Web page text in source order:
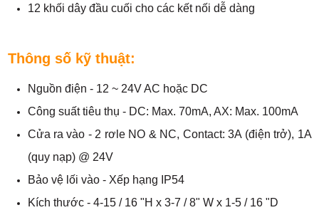
12 khối dây đầu cuối cho các kết nối dễ dàng
Thông số kỹ thuật:
Nguồn điện - 12 ~ 24V AC hoặc DC
Công suất tiêu thụ - DC: Max. 70mA, AX: Max. 100mA
Cửa ra vào - 2 rơle NO & NC, Contact: 3A (điện trở), 1A
(quy nạp) @ 24V
Bảo vệ lối vào - Xếp hạng IP54
Kích thước - 4-15 / 16 "H x 3-7 / 8" W x 1-5 / 16 "D